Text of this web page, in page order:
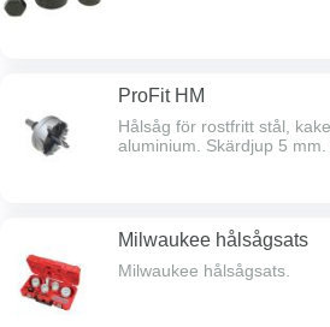
ProFit HM
Hålsåg för rostfritt stål,
aluminium. Skärdjup 5
Milwaukee hålsågsats
Milwaukee hålsågsats.